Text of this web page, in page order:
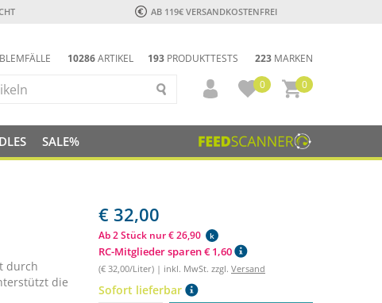
AB 119€ VERSANDKOSTENFREI
193 PRODUKTTESTS 223 MARKEN
10286ARTIKEL
0
0
SALE%
durch
die
€ 32,00
Ab 2 Stück nur € 26,90 k
RC-Mitglieder sparen € 1,60
(€ 32,00/Liter) | inkl. MwSt. zzgl. Versand
Sofort lieferbar